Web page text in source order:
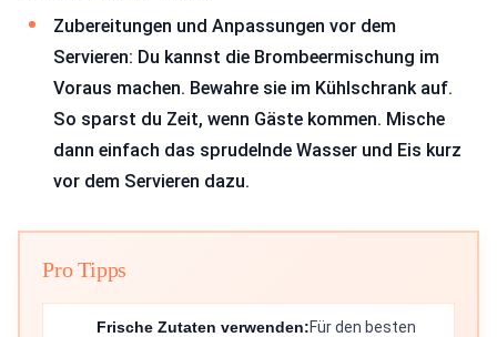
Zubereitungen und Anpassungen vor dem
Servieren: Du kannst die Brombeermischung im
Voraus machen. Bewahre sie im Kühlschrank auf.
So sparst du Zeit, wenn Gäste kommen. Mische
dann einfach das sprudelnde Wasser und Eis kurz
vor dem Servieren dazu.
Pro Tipps
Frische Zutaten verwenden:Für den besten